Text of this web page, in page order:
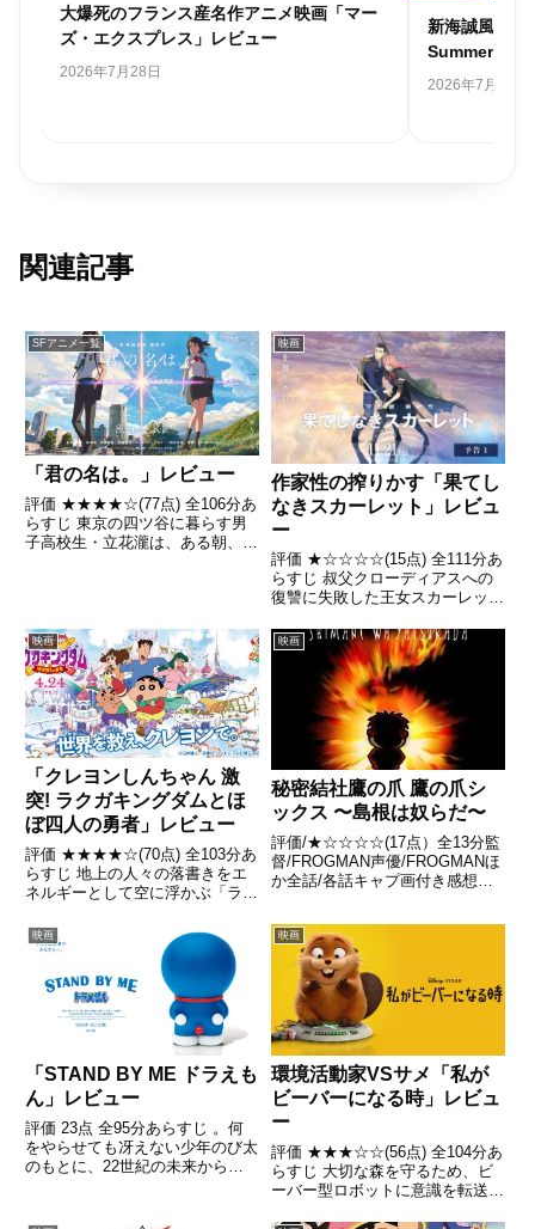
大爆死のフランス産名作アニメ映画「マー
ズ・エクスプレス」レビュー
2026年7月28日
新海誠風韓国
Summer あの
2026年7月26日
関連記事
SFアニメ一覧
「君の名は。」レビュー
評価 ★★★★☆(77点) 全106分あ
らすじ 東京の四ツ谷に暮らす男
子高校生・立花瀧は、ある朝、目
な夢」だと思いながら...
映画
作家性の搾りかす「果てし
なきスカーレット」レビュ
ー
評価 ★☆☆☆☆(15点) 全111分あ
らすじ 叔父クローディアスへの
復讐に失敗した王女スカーレット
そこは、略奪と暴力がはびこり、
力のなき者や傷ついた者は「虚
無」となって存在が消えてしまう
世界だった。 引用- ...
映画
「クレヨンしんちゃん 激
突! ラクガキングダムとほ
ぼ四人の勇者」レビュー
評価 ★★★★☆(70点) 全103分あ
らすじ 地上の人々の落書きをエ
ネルギーとして空に浮かぶ「ラク
人達の減少に伴うエネルギー不足
により存亡の危機に立たされてい
た。引用- Wikipedia
映画
秘密結社鷹の爪 鷹の爪シ
ックス 〜島根は奴らだ〜
評価/★☆☆☆☆(17点）全13分監
督/FROGMAN声優/FROGMANほ
か全話/各話キャプ画付き感想は
という現象が発生。この現象の解
決を政府から要求されたデラック
スファイターで...
映画
「STAND BY ME ドラえも
ん」レビュー
評価 23点 全95分あらすじ 。何
をやらせても冴えない少年のび太
のもとに、22世紀の未来から、
映画
環境活動家VSサメ「私が
ビーバーになる時」レビュ
ー
評価 ★★★☆☆(56点) 全104分あ
らすじ 大切な森を守るため、ビ
ーバー型ロボットに意識を転送し